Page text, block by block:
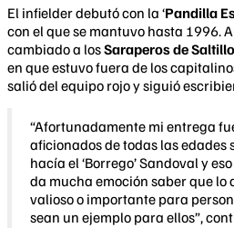
El infielder debutó con la ‘Pandilla
con el que se mantuvo hasta 1996.
cambiado a losSaraperos de Saltillo
en que estuvo fuera de los
salió del equipo rojo y siguió
“Afortunadamente mi entrega
aficionados de todas las edades
hacía el ‘Borrego’ Sandoval y
da mucha emoción saber que lo
valioso o importante para
sean un ejemplo para ellos”,